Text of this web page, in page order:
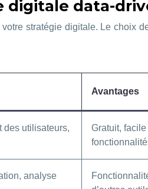
digitale data-
stratégie digitale. Le choix
Avantages
des utilisateurs,
Gratuit,
analyse